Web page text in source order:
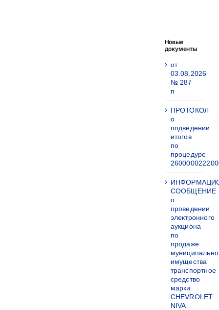
Новые
документы
от
03.08.2026
№ 287–
п
ПРОТОКОЛ
о
подведении
итогов
по
процедуре
СООБЩЕНИЕ
о
проведении
электронного
аукциона
по
продаже
имущества
транспортное
средство
марки
CHEVROLET
NIVA